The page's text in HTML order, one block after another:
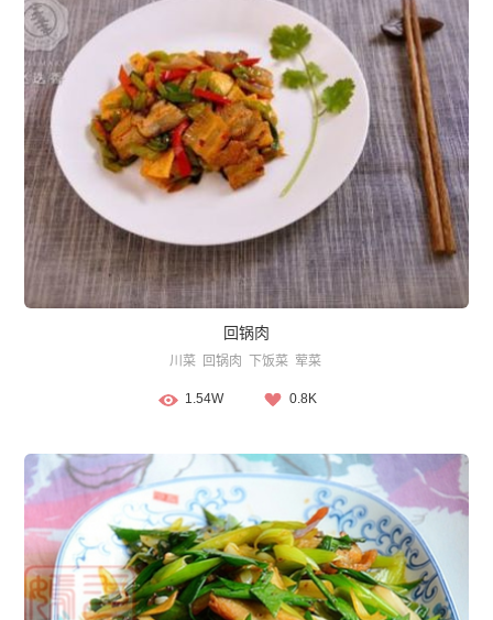
回锅肉
川菜 回锅肉 下饭菜 荤菜
1.54W 0.8K